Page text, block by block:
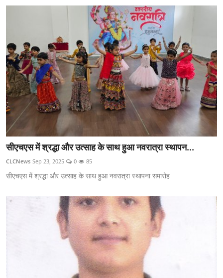
सीएचएस में श्रद्धा और उत्साह के साथ हुआ नवरात्रा स्थापन...
CLCNews Sep 23, 2025 0 85
सीएचएस में श्रद्धा और उत्साह के साथ हुआ नवरात्रा स्थापना समारोह